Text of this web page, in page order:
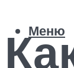
Меню